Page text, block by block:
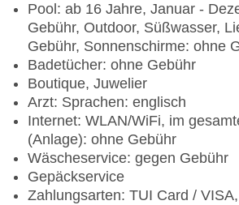
Pool: ab 16 Jahre, Januar -
Gebühr, Outdoor, Süßwasser,
Gebühr, Sonnenschirme: ohne
Badetücher: ohne Gebühr
Boutique, Juwelier
Arzt: Sprachen: englisch
Internet: WLAN/WiFi, im
(Anlage): ohne Gebühr
Wäscheservice: gegen Gebühr
Gepäckservice
Zahlungsarten: TUI Card /